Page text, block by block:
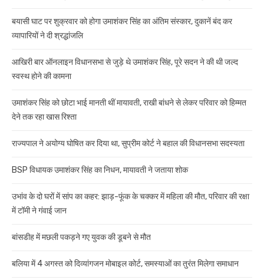
बयासी घाट पर शुक्रवार को होगा उमाशंकर सिंह का अंतिम संस्कार, दुकानें बंद कर
व्यापारियों ने दी श्रद्धांजलि
आखिरी बार ऑनलाइन विधानसभा से जुड़े थे उमाशंकर सिंह, पूरे सदन ने की थी जल्द
स्वस्थ होने की कामना
उमाशंकर सिंह को छोटा भाई मानती थीं मायावती, राखी बांधने से लेकर परिवार को हिम्मत
देने तक रहा खास रिश्ता
राज्यपाल ने अयोग्य घोषित कर दिया था, सुप्रीम कोर्ट ने बहाल की विधानसभा सदस्यता
BSP विधायक उमाशंकर सिंह का निधन, मायावती ने जताया शोक
उभांव के दो घरों में सांप का कहर: झाड़-फूंक के चक्कर में महिला की मौत, परिवार की रक्षा
में टॉमी ने गंवाई जान
बांसडीह में मछली पकड़ने गए युवक की डूबने से मौत
बलिया में 4 अगस्त को दिव्यांगजन मोबाइल कोर्ट, समस्याओं का तुरंत मिलेगा समाधान